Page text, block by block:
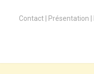
Contact Présentation